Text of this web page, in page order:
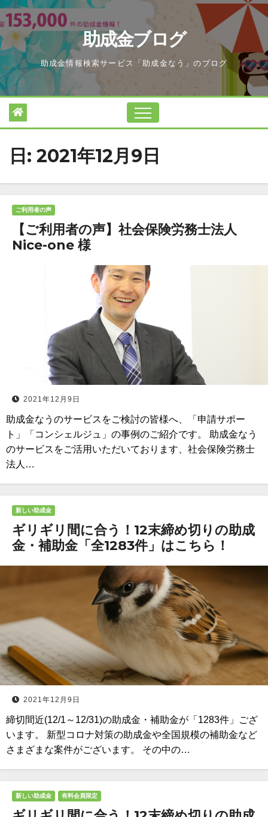
Skip
to
content
助成金ブログ
助成金情報検索サービス「助成金なう」のブログ
日: 2021年12月9日
ご利用者の声
【ご利用者の声】社会保険労務士法人
Nice-one 様
2021年12月9日
助成金なうのサービスをご検討の皆様へ、「申請サポー
ト」「コンシェルジュ」の事例のご紹介です。 助成金なう
のサービスをご活用いただいております、社会保険労務士
法人…
新しい助成金
ギリギリ間に合う！12末締め切りの助成
金・補助金「全1283件」はこちら！
2021年12月9日
締切間近(12/1～12/31)の助成金・補助金が「1283件」ござ
います。 新型コロナ対策の助成金や全国規模の補助金など
さまざまな案件がございます。 その中の…
新しい助成金 有料会員限定